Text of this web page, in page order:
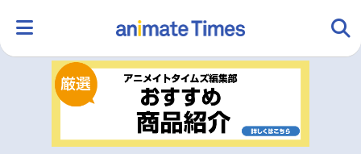
ランキング アニメ